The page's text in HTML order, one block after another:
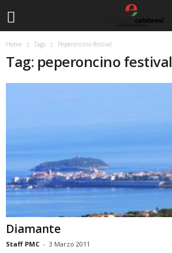
Home Tags Peperoncino festival
Tag: peperoncino festival
Diamante
Staff PMC - 3 Marzo 2011